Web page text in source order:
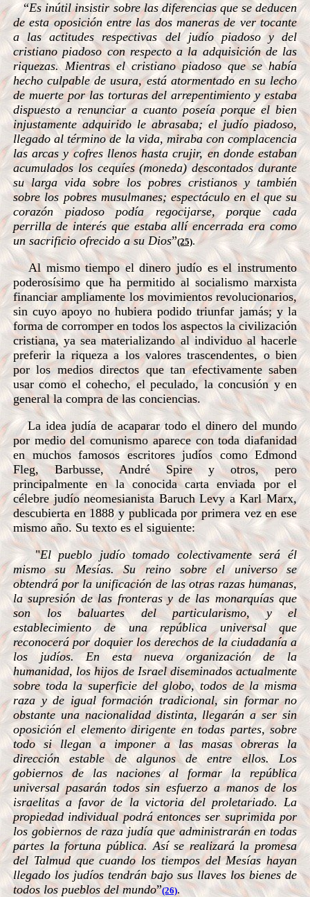
“Es inútil insistir sobre las diferencias que se deducen
de esta oposición entre las dos maneras de ver tocante
a las actitudes respectivas del judío piadoso y del
cristiano piadoso con respecto a la adquisición de las
riquezas. Mientras el cristiano piadoso que se había
hecho culpable de usura, está atormentado en su lecho
de muerte por las torturas del arrepentimiento y estaba
dispuesto a renunciar a cuanto poseía porque el bien
injustamente adquirido le abrasaba; el judío piadoso,
llegado al término de la vida, miraba con complacencia
las arcas y cofres llenos hasta crujir, en donde estaban
acumulados los cequíes (moneda) descontados durante
su larga vida sobre los pobres cristianos y también
sobre los pobres musulmanes; espectáculo en el que su
corazón piadoso podía regocijarse, porque cada
perrilla de interés que estaba allí encerrada era como
un sacrificio ofrecido a su Dios”(25).
Al mismo tiempo el dinero judío es el instrumento
poderosísimo que ha permitido al socialismo marxista
financiar ampliamente los movimientos revolucionarios,
sin cuyo apoyo no hubiera podido triunfar jamás; y la
forma de corromper en todos los aspectos la civilización
cristiana, ya sea materializando al individuo al hacerle
preferir la riqueza a los valores trascendentes, o bien
por los medios directos que tan efectivamente saben
usar como el cohecho, el peculado, la concusión y en
general la compra de las conciencias.
La idea judía de acaparar todo el dinero del mundo
por medio del comunismo aparece con toda diafanidad
en muchos famosos escritores judíos como Edmond
Fleg, Barbusse, André Spire y otros, pero
principalmente en la conocida carta enviada por el
célebre judío neomesianista Baruch Levy a Karl Marx,
descubierta en 1888 y publicada por primera vez en ese
mismo año. Su texto es el siguiente:
"El pueblo judío tomado colectivamente será él
mismo su Mesías. Su reino sobre el universo se
obtendrá por la unificación de las otras razas humanas,
la supresión de las fronteras y de las monarquías que
son los baluartes del particularismo, y el
establecimiento de una república universal que
reconocerá por doquier los derechos de la ciudadanía a
los judíos. En esta nueva organización de la
humanidad, los hijos de Israel diseminados actualmente
sobre toda la superficie del globo, todos de la misma
raza y de igual formación tradicional, sin formar no
obstante una nacionalidad distinta, llegarán a ser sin
oposición el elemento dirigente en todas partes, sobre
todo si llegan a imponer a las masas obreras la
dirección estable de algunos de entre ellos. Los
gobiernos de las naciones al formar la república
universal pasarán todos sin esfuerzo a manos de los
israelitas a favor de la victoria del proletariado. La
propiedad individual podrá entonces ser suprimida por
los gobiernos de raza judía que administrarán en todas
partes la fortuna pública. Así se realizará la promesa
del Talmud que cuando los tiempos del Mesías hayan
llegado los judíos tendrán bajo sus llaves los bienes de
todos los pueblos del mundo”(26).